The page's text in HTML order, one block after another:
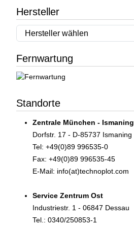
Hersteller
Fernwartung
Standorte
Zentrale München - Ismaning
Dorfstr. 17 - D-85737 Ismaning
Tel: +49(0)89 996535-0
Fax: +49(0)89 996535-45
E-Mail: info(at)technoplot.com
Service Zentrum Ost
Industriestr. 1 - 06847 Dessau
Tel.: 0340/250853-1